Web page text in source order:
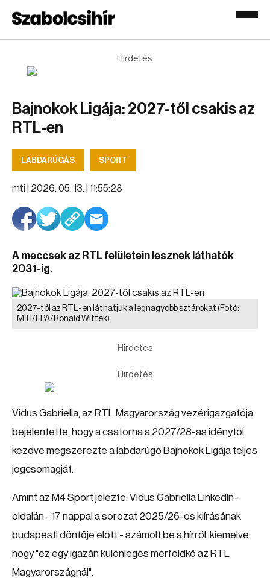
Hirdetés
Bajnokok Ligája: 2027-től csakis az
RTL-en
LABDARÚGÁS SPORT
mti | 2026. 05. 13. | 11:55:28
A meccsek az RTL felületein lesznek láthatók
2031-ig.
2027-től az RTL-en láthatjuk a legnagyobb sztárokat (Fotó:
MTI/EPA/Ronald Wittek)
Hirdetés
Hirdetés
Vidus Gabriella, az RTL Magyarország vezérigazgatója
bejelentette, hogy a csatorna a 2027/28-as idénytől
kezdve megszerezte a labdarúgó Bajnokok Ligája teljes
jogcsomagját.
Amint az M4 Sport jelezte: Vidus Gabriella LinkedIn-
oldalán - 17 nappal a sorozat 2025/26-os kiírásának
budapesti döntője előtt - számolt be a hírről, kiemelve,
hogy "ez egy igazán különleges mérföldkő az RTL
Magyarországnál".